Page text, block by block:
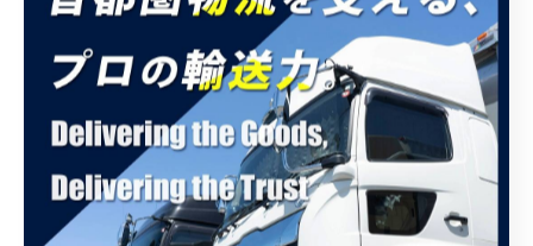
選び方のポイントは、緊急性や内容の専門性です。即対
応が必要な場合は営業所、契約や料金体系の相談は本社
窓口を選ぶと良いでしょう。失敗を防ぐためにも、事前
に「久留米運送 営業時間」などで最新情報をチェックす
ることをおすすめします。